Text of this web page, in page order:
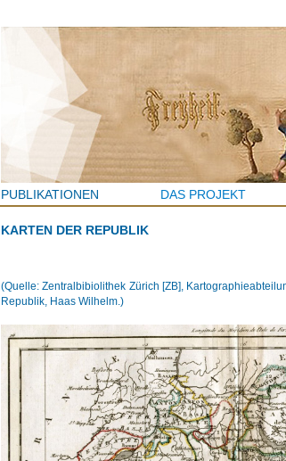
PUBLIKATIONEN DAS PROJEKT
KARTEN DER REPUBLIK
(Quelle: Zentralbibiolithek Zürich [ZB],
Republik, Haas Wilhelm.)